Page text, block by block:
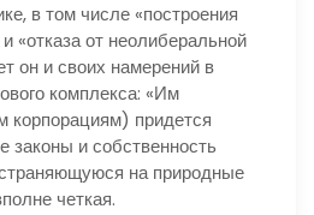
в том числе «построения
«отказа от неолиберальной
он и своих намерений в
комплекса: «Им
корпорациям) придется
законы и собственность
на природные
четкая.